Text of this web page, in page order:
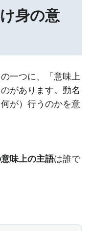
身の意
一つに、「意味上
があります。動名
が）行うのかを意
味上の主語は誰で